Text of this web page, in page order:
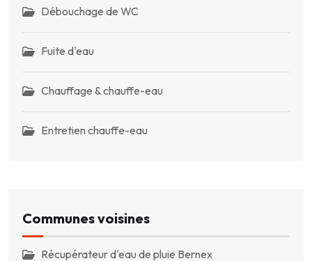
Débouchage de WC
Fuite d'eau
Chauffage & chauffe-eau
Entretien chauffe-eau
Communes voisines
Récupérateur d'eau de pluie Bernex